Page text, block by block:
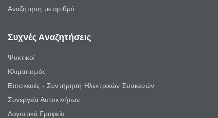
Αναζήτηση με αριθμό
Συχνές Αναζητήσεις
Ψυκτικοί
Κλιματισμός
Επισκευές - Συντήρηση Ηλεκτρικών Συσκευών
Συνεργεία Αυτοκινήτων
Λογιστικά Γραφεία